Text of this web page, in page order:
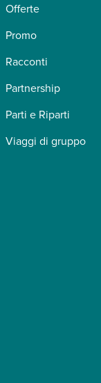
Offerte
Promo
Racconti
Partnership
Parti e Riparti
Viaggi di gruppo